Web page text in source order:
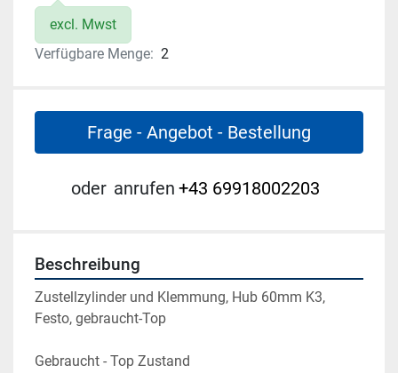
excl. Mwst
Verfügbare Menge: 2
Frage - Angebot - Bestellung
oder anrufen +43 69918002203
Beschreibung
Zustellzylinder und Klemmung, Hub 60mm K3,
Festo, gebraucht-Top
Gebraucht - Top Zustand